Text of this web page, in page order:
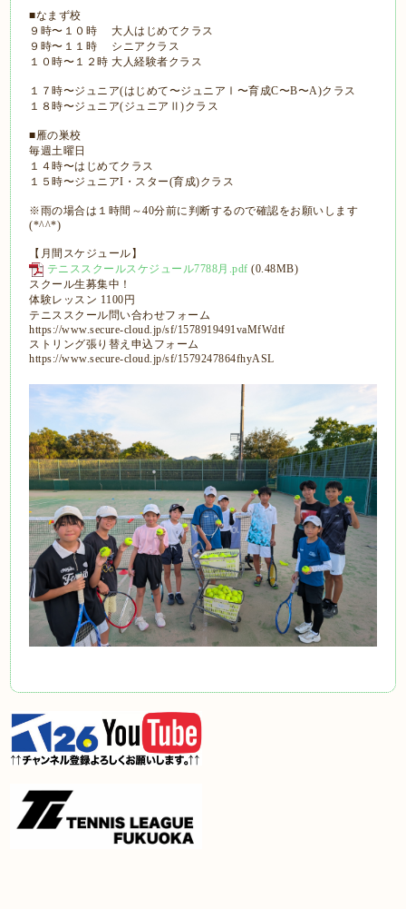
■なまず校
９時〜１０時 大人はじめてクラス
９時〜１１時 シニアクラス
１０時〜１２時 大人経験者クラス
１７時〜ジュニア(はじめて〜ジュニアⅠ〜育成C〜B〜A)クラス
１８時〜ジュニア(ジュニアⅡ)クラス
■雁の巣校
毎週土曜日
１４時〜はじめてクラス
１５時〜ジュニアI・スター(育成)クラス
※雨の場合は１時間～40分前に判断するので確認をお願いします
(*^^*)
【月間スケジュール】
テニススクールスケジュール7788月.pdf (0.48MB)
スクール生募集中！
体験レッスン 1100円
テニススクール問い合わせフォーム
https://www.secure-cloud.jp/sf/1578919491vaMfWdtf
ストリング張り替え申込フォーム
https://www.secure-cloud.jp/sf/1579247864fhyASL